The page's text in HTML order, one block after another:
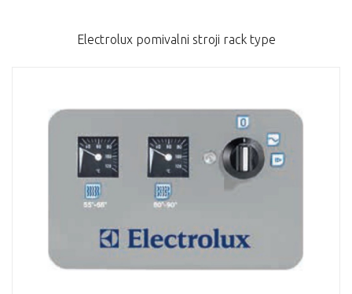
Electrolux pomivalni stroji rack type